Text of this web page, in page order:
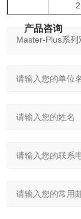
产品咨询